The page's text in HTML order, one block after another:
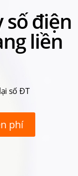
số điện
liền
số ĐT
phí